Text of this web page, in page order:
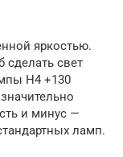
яркостью.
свет
H4 +130
и минус —
ламп.